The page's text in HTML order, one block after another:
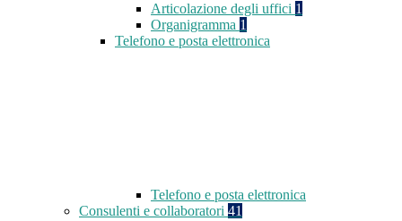
Articolazione degli uffici 1
Organigramma 1
Telefono e posta elettronica
Telefono e posta elettronica
Consulenti e collaboratori 41